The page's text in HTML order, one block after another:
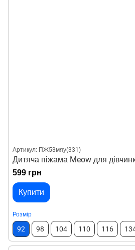
Артикул: ПЖ53мяу(331)
Дитяча піжама Meow для
599 грн
Купити
Розмір
92 98 104 110 116